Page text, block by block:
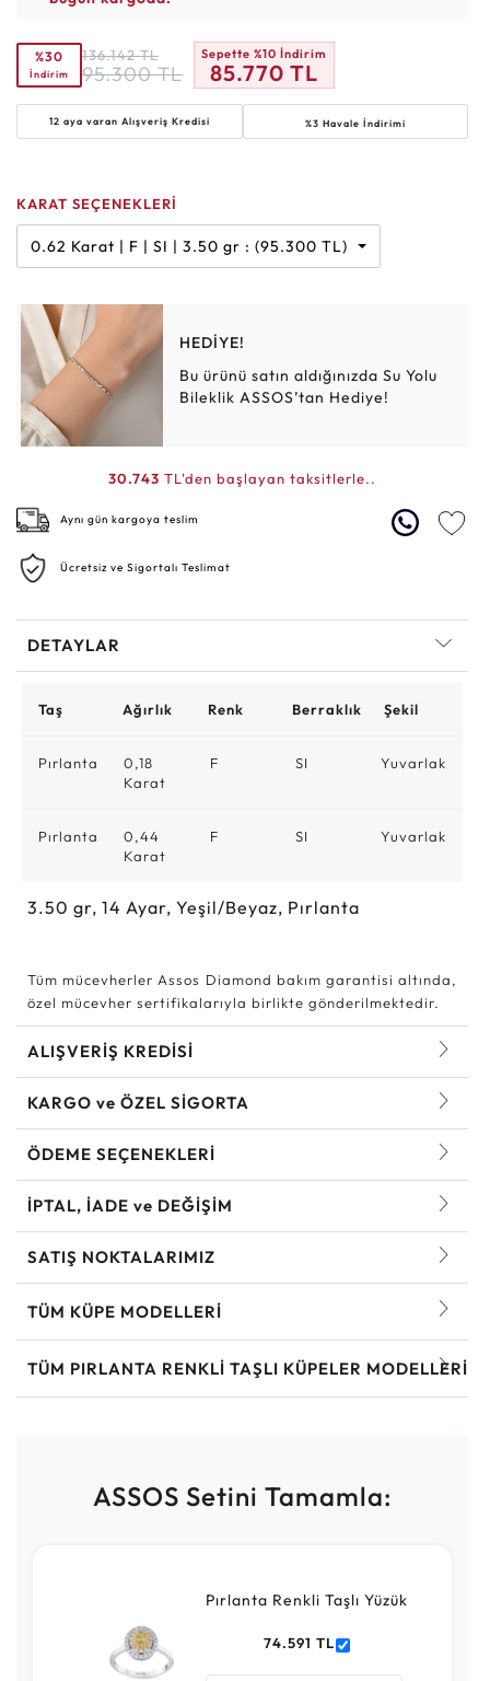
%30
İndirim
136.142 TL
95.300 TL
Sepette %10 İndirim
85.770 TL
12 aya varan Alışveriş Kredisi %3 Havale İndirimi
KARAT SEÇENEKLERİ
0.62 Karat | F | SI | 3.50 gr : (95.300 TL)
HEDİYE!
Bu ürünü satın aldığınızda Su Yolu
Bileklik ASSOS’tan Hediye!
30.743 TL'den başlayan taksitlerle..
Aynı gün kargoya teslim
Ücretsiz ve Sigortalı Teslimat
DETAYLAR
Taş Ağırlık Renk Berraklık Şekil
Pırlanta
0,18
Karat
F SI Yuvarlak
Pırlanta
0,44
Karat
F SI Yuvarlak
3.50 gr, 14 Ayar, Yeşil/Beyaz, Pırlanta
Tüm mücevherler Assos Diamond bakım garantisi altında,
özel mücevher sertifikalarıyla birlikte gönderilmektedir.
ALIŞVERİŞ KREDİSİ
KARGO ve ÖZEL SİGORTA
ÖDEME SEÇENEKLERİ
İPTAL, İADE ve DEĞİŞİM
SATIŞ NOKTALARIMIZ
TÜM KÜPE MODELLERI
TÜM PIRLANTA RENKLI TAŞLI KÜPELER MODELLERI
ASSOS Setini Tamamla:
Pırlanta Renkli Taşlı Yüzük
74.591 TL